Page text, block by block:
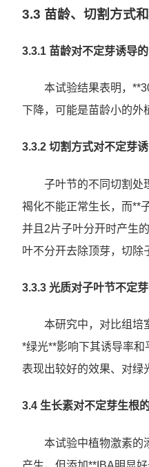
3.3 苗龄、切割方式
3.3.1 苗龄对不定芽诱导
本试验结果表明，
下降，可能是苗龄小的外
3.3.2 切割方式对不定芽诱
子叶节的不同切割处
褐化不能正常生长，而**
并且2片子叶分开时产生
叶不分开去除顶芽，切除
3.3.3 光质对子叶节不定芽
本研究中，对比组培
*绿光**影响下其诱导率
表现出较好的效果、对绿
3.4 生长素对不定芽生根
本试验中植物激素的